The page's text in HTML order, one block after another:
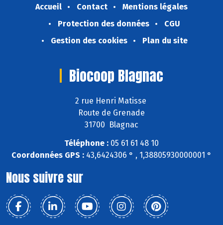
Accueil Contact
Mentions légales
Protection des données
CGU
Gestion des cookies
Plan du site
Biocoop Blagnac
2 rue Henri Matisse
Route de Grenade
31700 Blagnac
Téléphone : 05 61 61 48 10
Coordonnées GPS : 43,6424306 ° , 1,38805930000001 °
Nous suivre sur